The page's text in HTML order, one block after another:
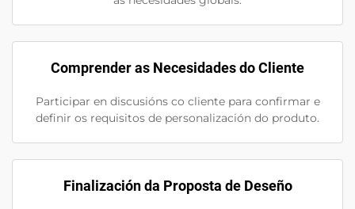
Comprender as Necesidades do Cliente
Participar en discusións co cliente para confirmar e
definir os requisitos de personalización do produto.
Finalización da Proposta de Deseño